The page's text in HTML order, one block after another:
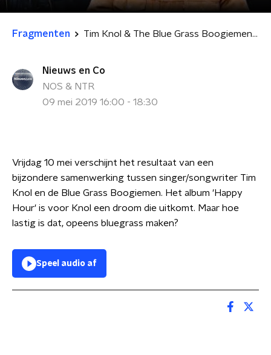
Fragmenten Tim Knol & The Blue Grass Boogiemen: Happy Hour
Nieuws en Co
NOS & NTR
09 mei 2019 16:00 - 18:30
Vrijdag 10 mei verschijnt het resultaat van een
bijzondere samenwerking tussen singer/songwriter Tim
Knol en de Blue Grass Boogiemen. Het album 'Happy
Hour' is voor Knol een droom die uitkomt. Maar hoe
lastig is dat, opeens bluegrass maken?
Speel audio af